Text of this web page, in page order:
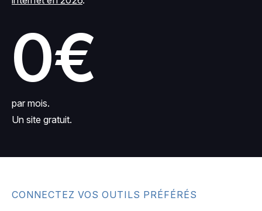
0€
par mois.
Un site gratuit.
CONNECTEZ VOS OUTILS PRÉFÉRÉS